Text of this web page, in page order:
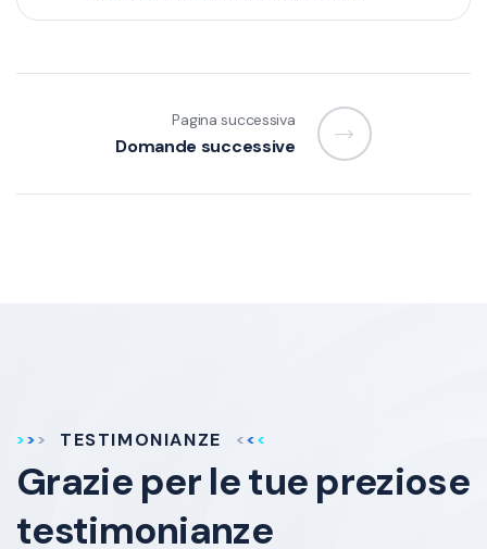
Pagina successiva
Domande successive
TESTIMONIANZE
Grazie per le tuepreziose
testimonianze